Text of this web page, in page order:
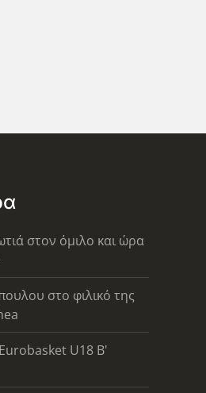
στον όμιλο και ώρα
στο φιλικό της
U18 Β'